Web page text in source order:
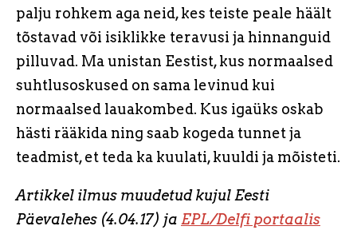
palju rohkem aga neid, kes teiste peale häält
tõstavad või isiklikke teravusi ja hinnanguid
pilluvad. Ma unistan Eestist, kus normaalsed
suhtlusoskused on sama levinud kui
normaalsed lauakombed. Kus igaüks oskab
hästi rääkida ning saab kogeda tunnet ja
teadmist, et teda ka kuulati, kuuldi ja mõisteti.
Artikkel ilmus muudetud kujul Eesti
Päevalehes (4.04.17) ja EPL/Delfi portaalis